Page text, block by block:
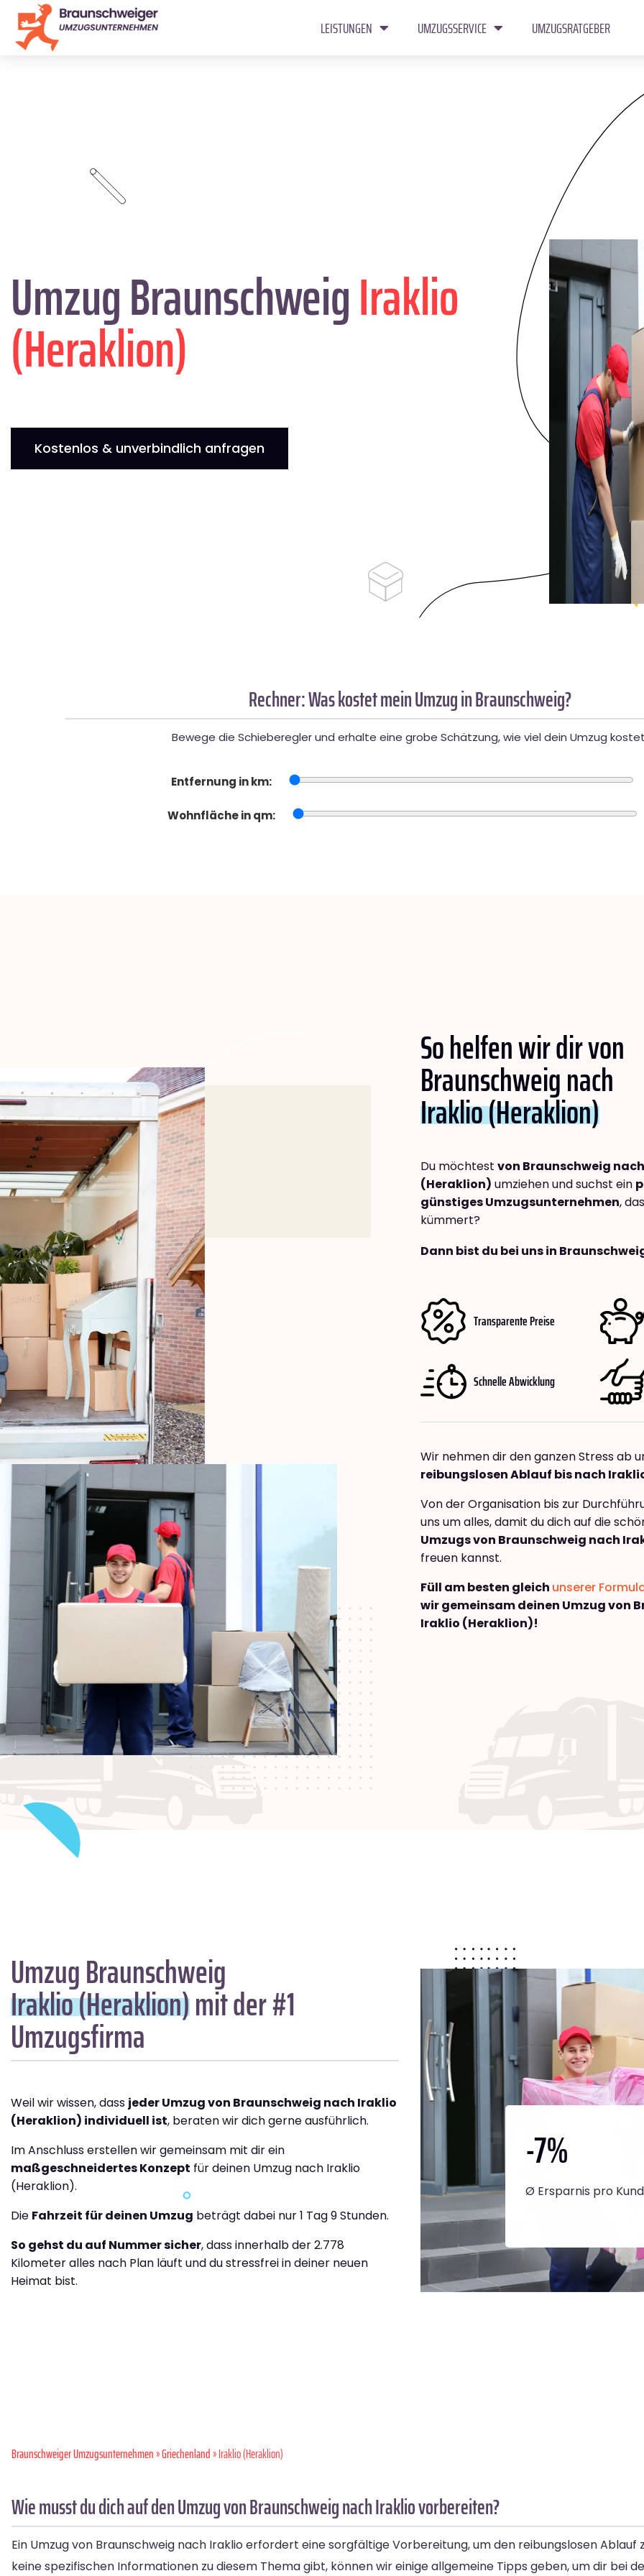
LEISTUNGEN UMZUGSSERVICE UMZUGSRATGEBER
Umzug BraunschweigIraklio
(Heraklion)
Kostenlos & unverbindlich anfragen
Rechner: Was kostet mein Umzug in Braunschweig?
Bewege die Schieberegler und erhalte eine grobe Schätzung, wie viel dein Umzug
Entfernung in km:
Wohnfläche in qm:
So helfen wir dir von
Braunschweig nach
Iraklio (Heraklion)
Du möchtest von Braunschweig
(Heraklion) umziehen und suchst ein
günstiges Umzugsunternehmen,
kümmert?
Dann bist du bei uns in
Transparente Preise
Schnelle Abwicklung
Wir nehmen dir den ganzen Stress ab
reibungslosen Ablauf bis nach
Von der Organisation bis zur
uns um alles, damit du dich auf die
Umzugs von Braunschweig nach
freuen kannst.
Füll am besten gleich unserer
wir gemeinsam deinen Umzug von
Iraklio (Heraklion)!
Umzug Braunschweig
Iraklio (Heraklion)mit der #1
Umzugsfirma
Weil wir wissen, dass jeder Umzug von Braunschweig nach Iraklio
(Heraklion) individuell ist, beraten wir dich gerne ausführlich.
Im Anschluss erstellen wir gemeinsam mit dir ein
maßgeschneidertes Konzept für deinen Umzug nach Iraklio
(Heraklion).
Die Fahrzeit für deinen Umzug beträgt dabei nur 1 Tag 9 Stunden.
So gehst du auf Nummer sicher, dass innerhalb der 2.778
Kilometer alles nach Plan läuft und du stressfrei in deiner neuen
Heimat bist.
-7%
Ø Ersparnis pro
Braunschweiger Umzugsunternehmen»Griechenland» Iraklio (Heraklion)
Wie musst du dich auf den Umzug von Braunschweig nach Iraklio vorbereiten?
Ein Umzug von Braunschweig nach Iraklio erfordert eine sorgfältige Vorbereitung, um den reibungslosen Ablauf
keine spezifischen Informationen zu diesem Thema gibt, können wir einige allgemeine Tipps geben, um dir bei